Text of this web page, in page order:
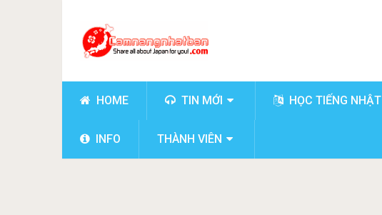
HOME TIN MỚI HỌC TIẾNG NHẬT
INFO THÀNH VIÊN